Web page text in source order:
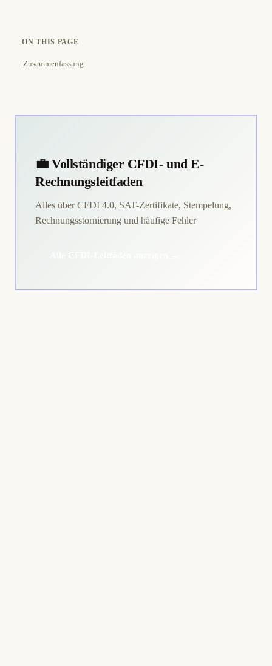
ON THIS PAGE
Zusammenfassung
💼 Vollständiger CFDI- und E-
Rechnungsleitfaden
Alles über CFDI 4.0, SAT-Zertifikate, Stempelung,
Rechnungsstornierung und häufige Fehler